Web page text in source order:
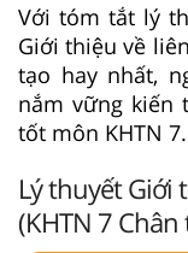
Với tóm tắt lý
Giới thiệu về
tạo hay nhất,
nắm vững kiến
tốt môn KHTN 7.
Lý thuyết Giới
(KHTN 7